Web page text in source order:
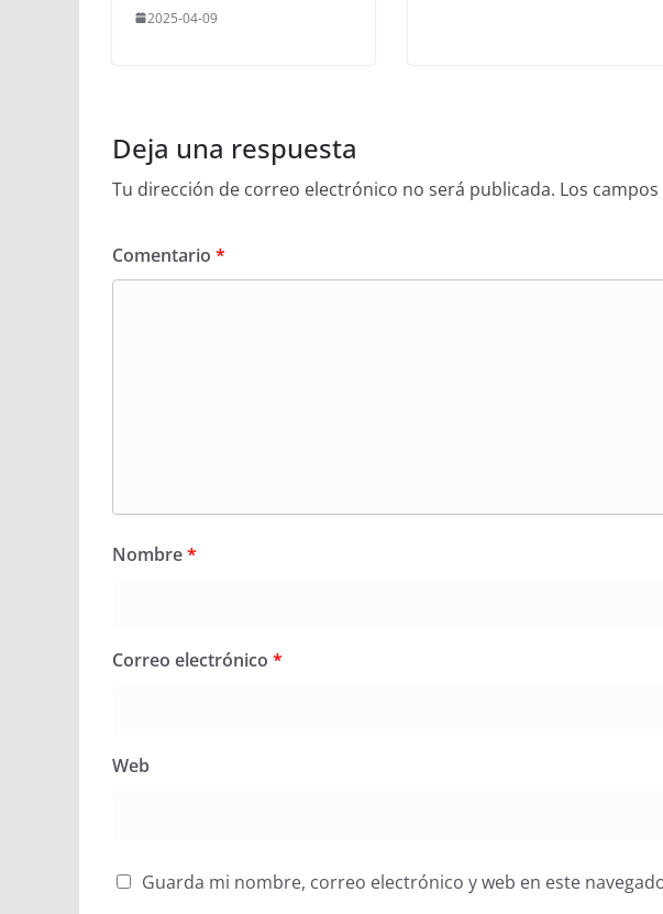
2025-04-09
Deja una respuesta
Tu dirección de correo electrónico no será publicada. Los
Comentario *
Nombre*
Correo electrónico *
Web
Guarda mi nombre, correo electrónico y web en este